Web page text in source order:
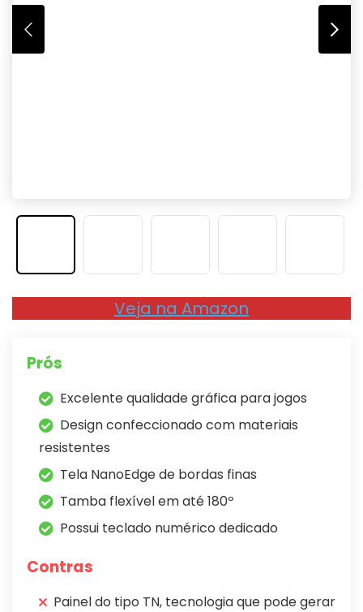
Veja na Amazon
Prós
Excelente qualidade gráfica para jogos
Design confeccionado com materiais
resistentes
Tela NanoEdge de bordas finas
Tamba flexível em até 180º
Possui teclado numérico dedicado
Contras
Painel do tipo TN, tecnologia que pode gerar